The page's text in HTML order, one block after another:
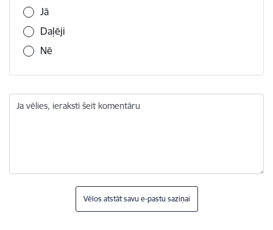
Jā
Daļēji
Nē
Ja vēlies, ieraksti šeit komentāru
Vēlos atstāt savu e-pastu saziņai